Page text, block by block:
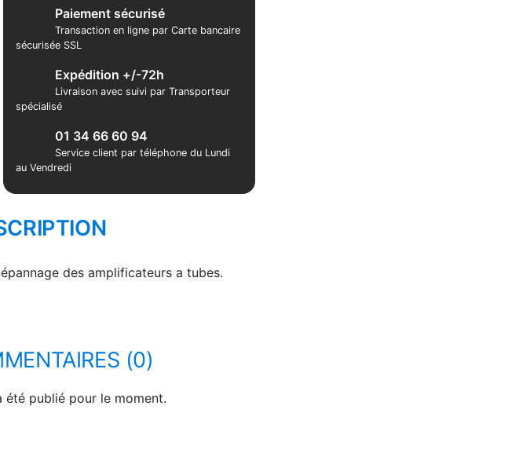
Paiement sécurisé
Transaction en ligne par Carte bancaire
sécurisée SSL
Expédition +/-72h
Livraison avec suivi par Transporteur
spécialisé
01 34 66 60 94
Service client par téléphone du Lundi
au Vendredi
des amplificateurs a tubes.
(0)
été publié pour le moment.